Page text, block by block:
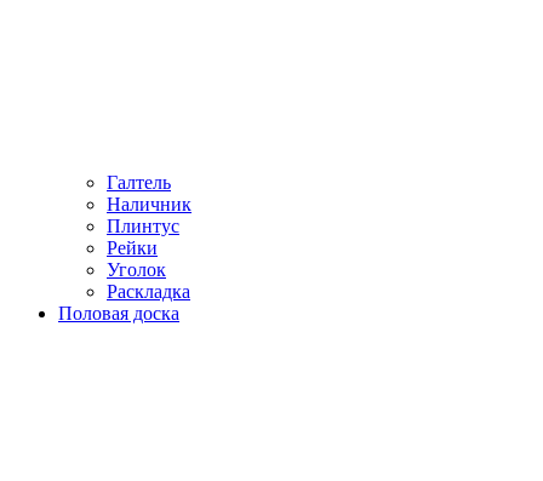
Галтель
Наличник
Плинтус
Рейки
Уголок
Раскладка
Половая доска